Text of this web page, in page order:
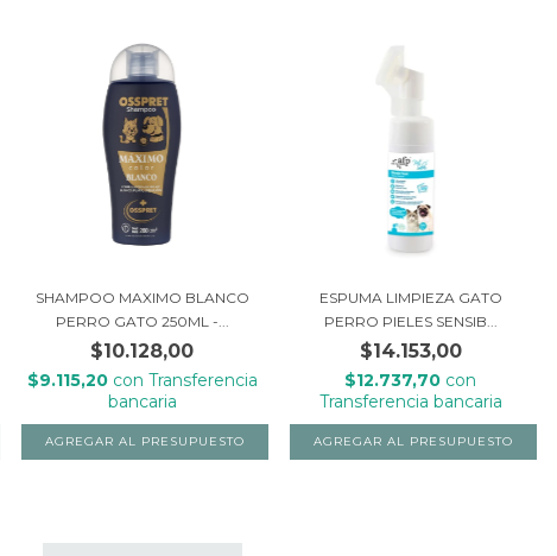
SHAMPOO MAXIMO BLANCO
PERRO GATO 250ML -...
$10.128,00
$9.115,20 con Transferencia
bancaria
ESPUMA LIMPIEZA GATO
PERRO PIELES SENSIB...
$14.153,00
$12.737,70 con
Transferencia bancaria